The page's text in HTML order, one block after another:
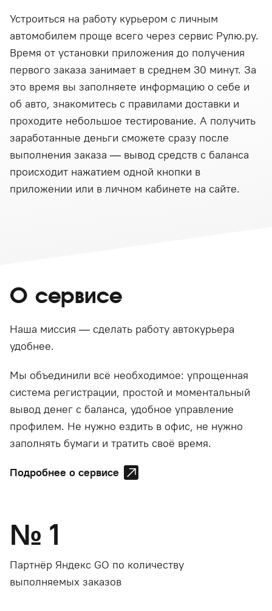
Устроиться на работу курьером с личным
автомобилем проще всего через сервис Рулю.ру.
Время от установки приложения до получения
первого заказа занимает в среднем 30 минут. За
это время вы заполняете информацию о себе и
об авто, знакомитесь с правилами доставки и
проходите небольшое тестирование. А получить
заработанные деньги сможете сразу после
выполнения заказа — вывод средств с баланса
происходит нажатием одной кнопки в
приложении или в личном кабинете на сайте.
О сервисе
Наша миссия — сделать работу автокурьера
удобнее.
Мы объединили всё необходимое: упрощенная
система регистрации, простой и моментальный
вывод денег с баланса, удобное управление
профилем. Не нужно ездить в офис, не нужно
заполнять бумаги и тратить своё время.
Подробнее о сервисе
№ 1
Партнёр Яндекс GO по количеству
выполняемых заказов